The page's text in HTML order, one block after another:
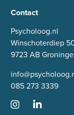
Contact
Psycholoog.nl
Winschoterdiep
9723 AB
085 273 3339